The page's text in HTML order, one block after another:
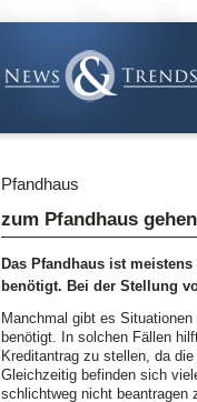
Pfandhaus
zum Pfandhaus
Das Pfandhaus ist
benötigt. Bei der Stellung
Manchmal gibt es
benötigt. In solchen Fällen
Kreditantrag zu stellen, da
Gleichzeitig befinden sich
schlichtweg nicht beantragen